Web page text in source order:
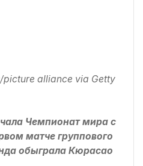
picture alliance via Getty
Чемпионат мира с
матче группового
обыграла Кюрасао